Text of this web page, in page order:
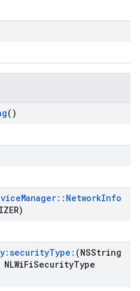
()
Manager:: NetworkInfo
Type: (NSString
NLWiFiSecurityType